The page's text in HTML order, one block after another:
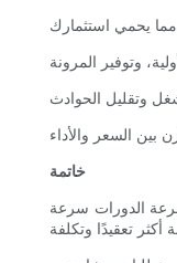
خاتمة
سرعة الدورات سرعة